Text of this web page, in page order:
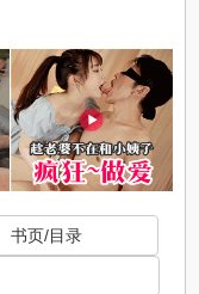
书页/目录